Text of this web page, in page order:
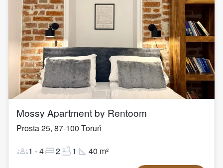
1 /13
Mossy Apartment by Rentoom
Prosta 25, 87-100 Toruń
groups1 -4bed2bathtub1 square_foot 40 m²